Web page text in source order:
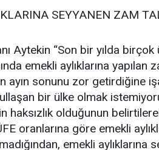
SEYYANEN ZAM
Aytekin “Son bir yılda
emekli aylıklarına
ayın sonunu zor getirdiğine
bir ülke olmak
haksızlık olduğunun
oranlarına göre emekli
emekli